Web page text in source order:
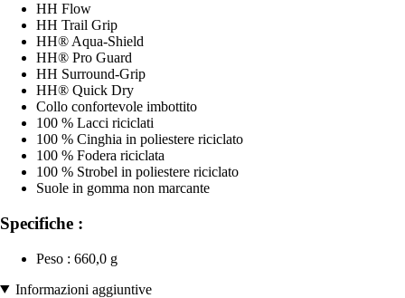
HH Flow
HH Trail Grip
HH® Aqua-Shield
HH® Pro Guard
HH Surround-Grip
HH® Quick Dry
Collo confortevole imbottito
100 % Lacci riciclati
100 % Cinghia in poliestere riciclato
100 % Fodera riciclata
100 % Strobel in poliestere riciclato
Suole in gomma non marcante
Specifiche :
Peso : 660,0 g
Informazioni aggiuntive